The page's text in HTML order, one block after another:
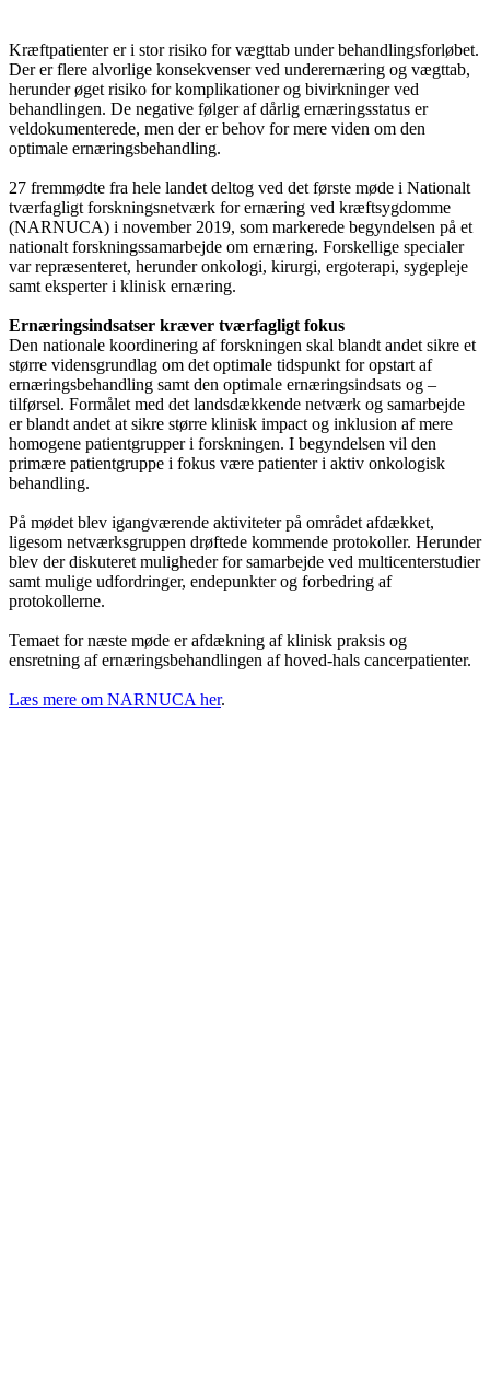
Kræftpatienter er i stor risiko for vægttab under behandlingsforløbet.
Der er flere alvorlige konsekvenser ved underernæring og vægttab,
herunder øget risiko for komplikationer og bivirkninger ved
behandlingen. De negative følger af dårlig ernæringsstatus er
veldokumenterede, men der er behov for mere viden om den
optimale ernæringsbehandling.
27 fremmødte fra hele landet deltog ved det første møde i Nationalt
tværfagligt forskningsnetværk for ernæring ved kræftsygdomme
(NARNUCA) i november 2019, som markerede begyndelsen på et
nationalt forskningssamarbejde om ernæring. Forskellige specialer
var repræsenteret, herunder onkologi, kirurgi, ergoterapi, sygepleje
samt eksperter i klinisk ernæring.
Ernæringsindsatser kræver tværfagligt fokus
Den nationale koordinering af forskningen skal blandt andet sikre et
større vidensgrundlag om det optimale tidspunkt for opstart af
ernæringsbehandling samt den optimale ernæringsindsats og –
tilførsel. Formålet med det landsdækkende netværk og samarbejde
er blandt andet at sikre større klinisk impact og inklusion af mere
homogene patientgrupper i forskningen. I begyndelsen vil den
primære patientgruppe i fokus være patienter i aktiv onkologisk
behandling.
På mødet blev igangværende aktiviteter på området afdækket,
ligesom netværksgruppen drøftede kommende protokoller. Herunder
blev der diskuteret muligheder for samarbejde ved multicenterstudier
samt mulige udfordringer, endepunkter og forbedring af
protokollerne.
Temaet for næste møde er afdækning af klinisk praksis og
ensretning af ernæringsbehandlingen af hoved-hals cancerpatienter.
Læs mere om NARNUCA her.